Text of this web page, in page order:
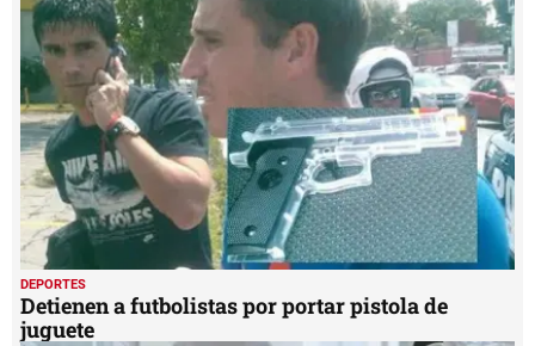
minute,
seconds
DEPORTES
Detienen a futbolistas por portar pistola de
juguete